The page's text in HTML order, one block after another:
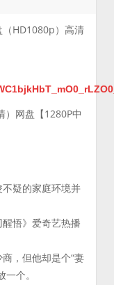
（HD1080p）高清
）网盘【1280P中
疑的家庭环境并
悟》爱奇艺热播
，但他却是个“妻
个。